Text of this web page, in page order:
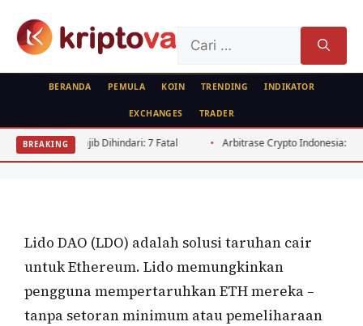
untuk:
BERANDA PEMULA KOIN TRENDING INDIKATOR
EXCHANGES TRADER
BREAKING
Wajib Dihindari: 7 Fatal Arbitrase Crypto Indonesia: Panduan
KOIN
Lido DAO (LDO)
Lido DAO (LDO) adalah solusi taruhan cair
untuk Ethereum. Lido memungkinkan
pengguna mempertaruhkan ETH mereka –
tanpa setoran minimum atau pemeliharaan